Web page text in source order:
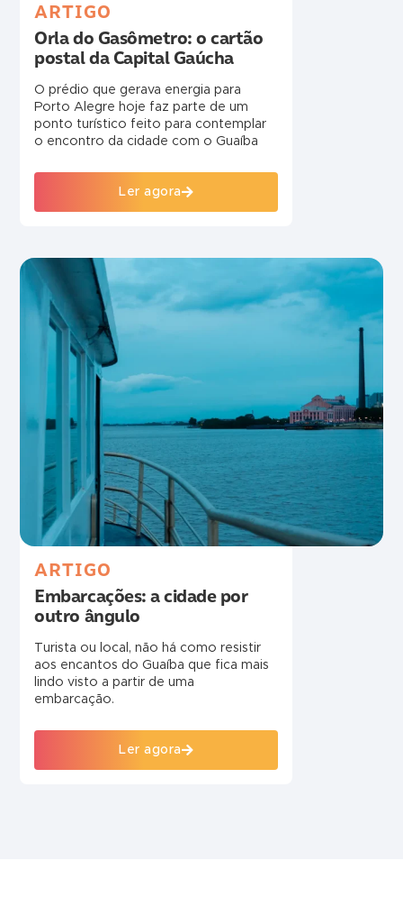
ARTIGO
Orla do Gasômetro: o cartão
postal da Capital Gaúcha
O prédio que gerava energia para
Porto Alegre hoje faz parte de um
ponto turístico feito para contemplar
o encontro da cidade com o Guaíba
Ler agora
ARTIGO
Embarcações: a cidade por
outro ângulo
Turista ou local, não há como resistir
aos encantos do Guaíba que fica mais
lindo visto a partir de uma
embarcação.
Ler agora